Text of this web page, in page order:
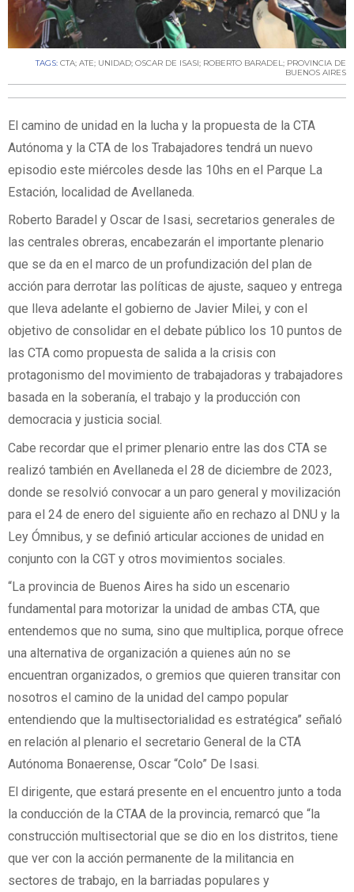
TAGS: CTA; ATE; UNIDAD; OSCAR DE ISASI; ROBERTO BARADEL; PROVINCIA DE
BUENOS AIRES
El camino de unidad en la lucha y la propuesta de la CTA
Autónoma y la CTA de los Trabajadores tendrá un nuevo
episodio este miércoles desde las 10hs en el Parque La
Estación, localidad de Avellaneda.
Roberto Baradel y Oscar de Isasi, secretarios generales de
las centrales obreras, encabezarán el importante plenario
que se da en el marco de un profundización del plan de
acción para derrotar las políticas de ajuste, saqueo y entrega
que lleva adelante el gobierno de Javier Milei, y con el
objetivo de consolidar en el debate público los 10 puntos de
las CTA como propuesta de salida a la crisis con
protagonismo del movimiento de trabajadoras y trabajadores
basada en la soberanía, el trabajo y la producción con
democracia y justicia social.
Cabe recordar que el primer plenario entre las dos CTA se
realizó también en Avellaneda el 28 de diciembre de 2023,
donde se resolvió convocar a un paro general y movilización
para el 24 de enero del siguiente año en rechazo al DNU y la
Ley Ómnibus, y se definió articular acciones de unidad en
conjunto con la CGT y otros movimientos sociales.
“La provincia de Buenos Aires ha sido un escenario
fundamental para motorizar la unidad de ambas CTA, que
entendemos que no suma, sino que multiplica, porque ofrece
una alternativa de organización a quienes aún no se
encuentran organizados, o gremios que quieren transitar con
nosotros el camino de la unidad del campo popular
entendiendo que la multisectorialidad es estratégica” señaló
en relación al plenario el secretario General de la CTA
Autónoma Bonaerense, Oscar “Colo” De Isasi.
El dirigente, que estará presente en el encuentro junto a toda
la conducción de la CTAA de la provincia, remarcó que “la
construcción multisectorial que se dio en los distritos, tiene
que ver con la acción permanente de la militancia en
sectores de trabajo, en la barriadas populares y